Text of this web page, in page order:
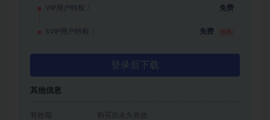
VIP用户特权： 免费
SVIP用户特权： 免费
登录后下载
其他信息
有效期 购买后永久有效